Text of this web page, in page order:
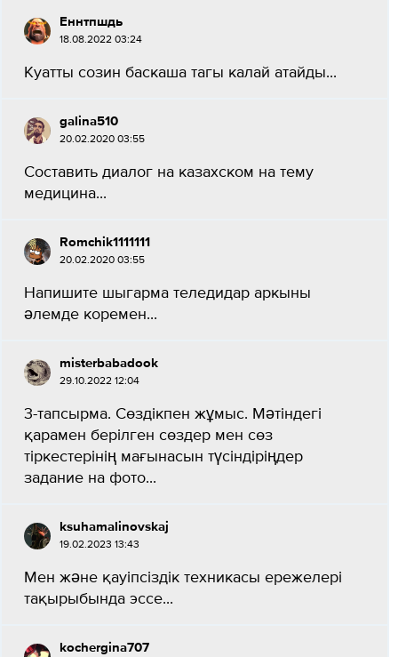
Еннтпшдь
18.08.2022 03:24
Куатты созин баскаша тагы калай атайды...
galina510
20.02.2020 03:55
Составить диалог на казахском на тему
медицина...
Romchik1111111
20.02.2020 03:55
Напишите шыгарма теледидар аркыны
әлемде коремен...
misterbabadook
29.10.2022 12:04
3-тапсырма. Сөздікпен жұмыс. Мәтіндегі
қарамен берілген сөздер мен сөз
тіркестерінің мағынасын түсіндіріңдер
задание на фото...
ksuhamalinovskaj
19.02.2023 13:43
Мен және қауіпсіздік техникасы ережелері
тақырыбында эссе...
kochergina707